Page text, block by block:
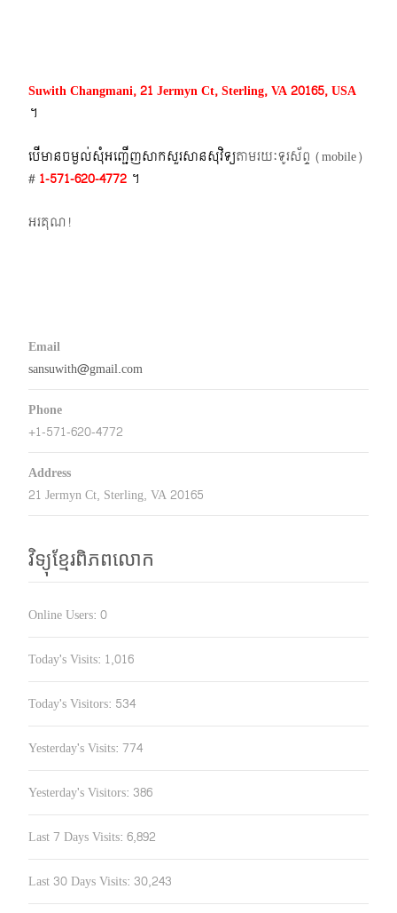
Suwith Changmani, 21 Jermyn Ct, Sterling, VA 20165, USA
។​
បើមានចម្ងល់​សុំអញ្ជើញសាកសួរសានសុវិទ្យតាមរយៈទូរស័ព្ទ​ (mobile)​
# 1-571-620-4772​ ។
អរគុណ!
Email
sansuwith@gmail.com
Phone
+1-571-620-4772
Address
21 Jermyn Ct, Sterling, VA 20165
វិទ្យុខ្មែរពិភពលោក
Online Users: 0
Today's Visits: 1,016
Today's Visitors: 534
Yesterday's Visits: 774
Yesterday's Visitors: 386
Last 7 Days Visits: 6,892
Last 30 Days Visits: 30,243